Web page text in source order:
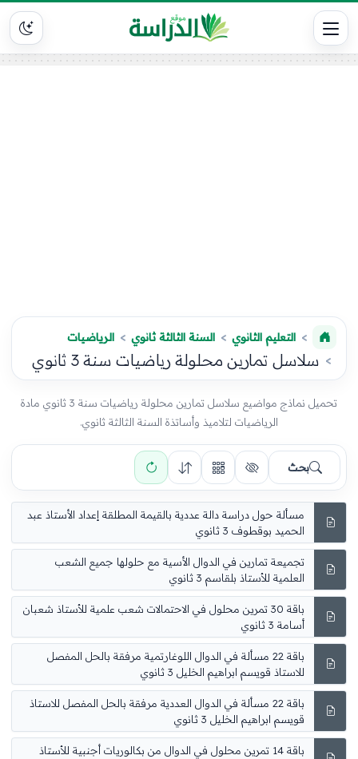
التعليم الثانوي السنة الثالثة ثانوي الرياضيات
سلاسل تمارين محلولة رياضيات سنة 3 ثانوي
تحميل نماذج مواضيع سلاسل تمارين محلولة رياضيات سنة 3 ثانوي مادة
الرياضيات لتلاميذ وأساتذة السنة الثالثة ثانوي.
بحث
مسألة حول دراسة دالة عددية بالقيمة المطلقة إعداد الأستاذ عبد
الحميد بوقطوف 3 ثانوي
تجميعة تمارين في الدوال الأسية مع حلولها جميع الشعب
العلمية للأستاذ بلقاسم 3 ثانوي
باقة 30 تمرين محلول في الاحتمالات شعب علمية للأستاذ شعبان
أسامة 3 ثانوي
باقة 22 مسألة في الدوال اللوغارتمية مرفقة بالحل المفصل
للاستاذ قويسم ابراهيم الخليل 3 ثانوي
باقة 22 مسألة في الدوال العددية مرفقة بالحل المفصل للاستاذ
قويسم ابراهيم الخليل 3 ثانوي
باقة 14 تمرين محلول في الدوال من بكالوريات أجنبية للأستاذ